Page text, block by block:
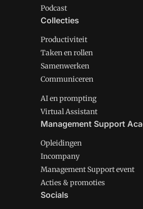
Podcast
Collecties
Productiviteit
Taken en rollen
Samenwerken
Communiceren
AI en prompting
Virtual Assistant
Management Support
Opleidingen
Incompany
Management Support event
Acties & promoties
Socials